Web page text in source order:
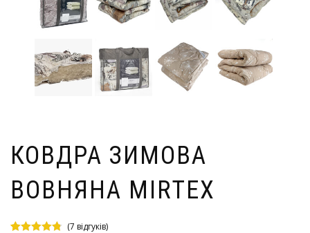
КОВДРА ЗИМОВА
ВОВНЯНА MIRTEX
(7 відгуків)